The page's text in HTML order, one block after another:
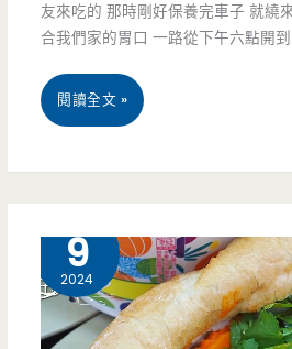
條
皮
好
吃
友來吃的 那時剛好保養完車子 就繞
合我們家的胃口 一路從下午六點開
桃
美
食-
閱讀全文 »
9
2024